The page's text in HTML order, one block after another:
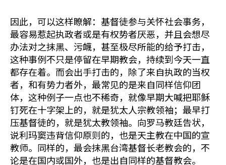
因此，可以这样瞭解：基督徒参与关怀社会事务，
最容易惹起执政者或是有权势者厌恶，并且会想尽
办法对之抹黑、污衊，甚至极尽所能的给予打击，
这种事例不只是停留在早期教会，持续到今天一直
都存在着。而会出手打击的，除了来自执政的当权
者，和有势力者外，最常见的是来自同样信仰团
体，这种例子一点也不稀奇，就像早期大喊把耶稣
钉死在十字架上的，就是犹太人宗教领袖；最早打
压基督徒的，就是犹太教领袖。向罗马教廷告状，
说利玛窦违背信仰原则的，也是天主教在中国的宣
教师。同样的，最会抹黑台湾基督长老教会的，不
论是在国内或国外，也是出自同样的基督教会。